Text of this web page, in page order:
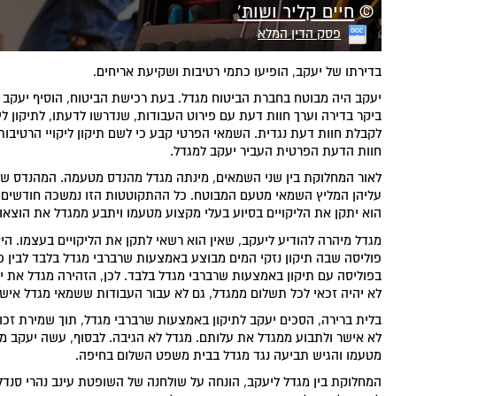
©חיים קליר ושות'
פסק הדין המלא
בדירתו של יעקב, הופיעו כתמי רטיבות ושקיעת אריחים.
יעקב היה מבוטח בחברת הביטוח מגדל. בעת רכישת הביטוח, הוסיף
ביקר בדירה וערך חוות דעת עם פירוט העבודות, שנדרשו לדעתו, לתיקון
לקבלת חוות דעת נגדית. השמאי הפרטי קבע כי לשם תיקון ליקויי
חוות הדעת הפרטית העביר יעקב למגדל.
לאור המחלוקת בין שני השמאים, מינתה מגדל מהנדס מטעמה. המהנדס
עליהן המליץ השמאי מטעם המבוטח. כל ההתקוטטות הזו נמשכה חודשים.
הוא יתקן את הליקויים בסיוע בעלי מקצוע מטעמו ויתבע ממגדל את
מגדל מיהרה להודיע ליעקב, שאין הוא רשאי לתקן את הליקויים בעצמו.
פוליסה שבה תיקון נזקי המים מבוצע באמצעות שרברבי מגדל בלבד
בפוליסה עם תיקון באמצעות שרברבי מגדל בלבד. לכן, הזהירה מגדל
לא יהיה זכאי לכל תשלום ממגדל, גם לא עבור העבודות ששמאי מגדל
בלית ברירה, הסכים יעקב לתיקון באמצעות שרברבי מגדל, תוך שמירת
לא אישר ולתבוע ממגדל את עלותם. מגדל לא הגיבה. לבסוף, עשה
מטעמו והגיש תביעה נגד מגדל בבית משפט השלום בחיפה.
המחלוקת בין מגדל ליעקב, הונחה על שולחנה של השופטת עינב נהרי